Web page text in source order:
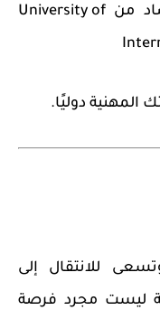
🎓 شهادة ماجستير في الاقتصاد من University of
المهنية دوليًا.
للانتقال إلى
ليست مجرد فرصة